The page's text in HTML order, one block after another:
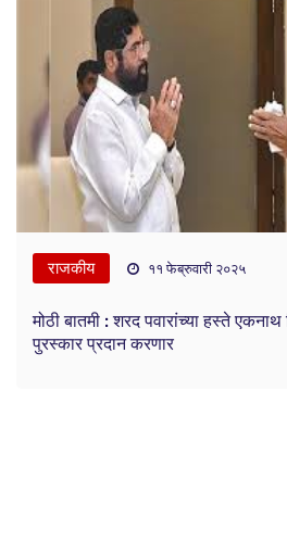
राजकीय ११ फेब्रुवारी २०२५
मोठी बातमी : शरद पवारांच्या हस्ते एकनाथ
पुरस्कार प्रदान करणार